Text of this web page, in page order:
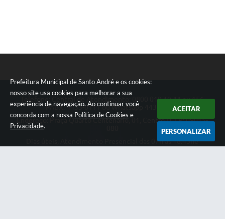
Prefeitura Municipal de Santo André e os cookies:
nosso site usa cookies para melhorar a sua
experiência de navegação. Ao continuar você
concorda com a nossa Política de Cookies e
Privacidade.
ACEITAR
PERSONALIZAR
Telefone: Central de Atendimento: 0800 019 19 44 ou 156
PABX: 4433-0111 ou Whatsapp 4433-0123
Endereço: Praça Quarto Centenário, 01, Centro | CEP: 09015-
Dias úteis, Atendimento Presencial das 07h as 18:45he